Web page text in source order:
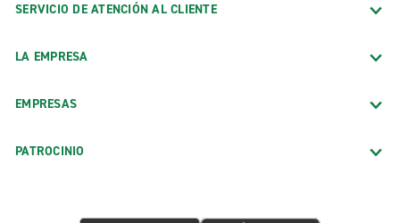
SERVICIO DE ATENCIÓN AL CLIENTE
LA EMPRESA
EMPRESAS
PATROCINIO